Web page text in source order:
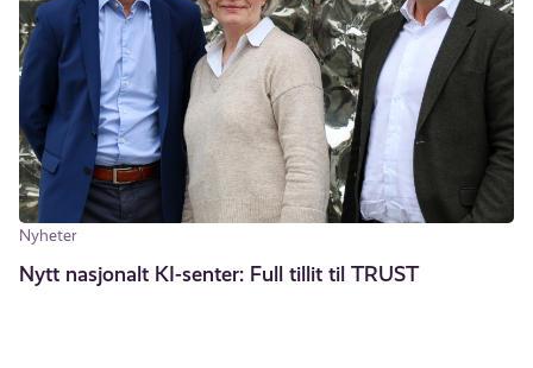
Nyheter
Nytt nasjonalt KI-senter: Full tillit til TRUST